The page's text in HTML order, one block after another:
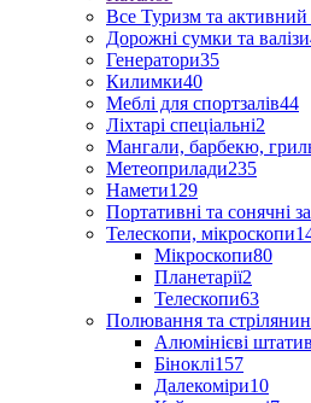
Все Туризм та активний
Дорожні сумки та валізи
Генератори35
Килимки40
Меблі для спортзалів44
Ліхтарі спеціальні2
Мангали, барбекю,
Метеоприлади235
Намети129
Портативні та сонячні
Телескопи, мікроскопи
Мікроскопи80
Планетарії2
Телескопи63
Полювання та
Алюмінієві
Біноклі157
Далекоміри10